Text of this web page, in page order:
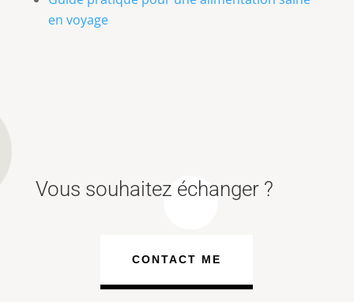
en voyage
Vous souhaitez échanger ?
CONTACT ME